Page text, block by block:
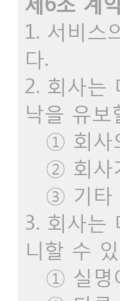
1. 서비스
다.
2. 회사는
낙을 유보
① 회사
② 회사
③ 기타
3. 회사는
니할 수
① 실명